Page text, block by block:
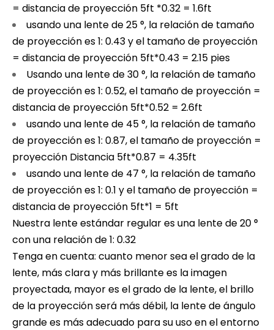
= distancia de proyección 5ft *0.32 = 1.6ft
usando una lente de 25 °, la relación de tamaño
de proyección es 1: 0.43 y el tamaño de proyección
= distancia de proyección 5ft*0.43 = 2.15 pies
Usando una lente de 30 °, la relación de tamaño
de proyección es 1: 0.52, el tamaño de proyección =
distancia de proyección 5ft*0.52 = 2.6ft
usando una lente de 45 °, la relación de tamaño
de proyección es 1: 0.87, el tamaño de proyección =
proyección Distancia 5ft*0.87 = 4.35ft
usando una lente de 47 °, la relación de tamaño
de proyección es 1: 0.1 y el tamaño de proyección =
distancia de proyección 5ft*1 = 5ft
Nuestra lente estándar regular es una lente de 20 °
con una relación de 1: 0.32
Tenga en cuenta: cuanto menor sea el grado de la
lente, más clara y más brillante es la imagen
proyectada, mayor es el grado de la lente, el brillo
de la proyección será más débil, la lente de ángulo
grande es más adecuado para su uso en el entorno